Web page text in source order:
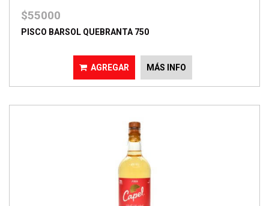
$55000
PISCO BARSOL QUEBRANTA 750
AGREGAR MÁS INFO